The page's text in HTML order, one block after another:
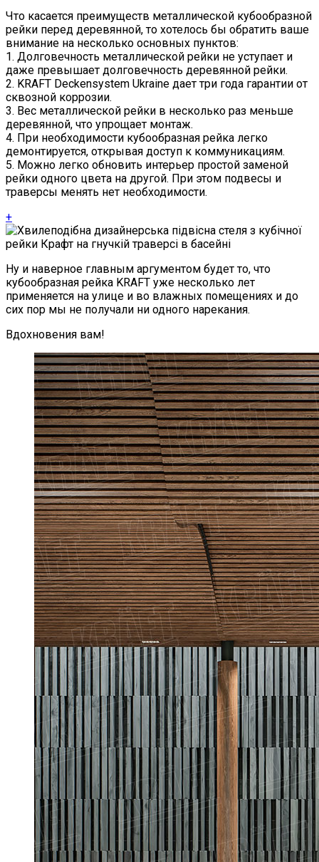
Что касается преимуществ металлической кубообразной
рейки перед деревянной, то хотелось бы обратить ваше
внимание на несколько основных пунктов:
1. Долговечность металлической рейки не уступает и
даже превышает долговечность деревянной рейки.
2. KRAFT Deckensystem Ukraine дает три года гарантии от
сквозной коррозии.
3. Вес металлической рейки в несколько раз меньше
деревянной, что упрощает монтаж.
4. При необходимости кубообразная рейка легко
демонтируется, открывая доступ к коммуникациям.
5. Можно легко обновить интерьер простой заменой
рейки одного цвета на другой. При этом подвесы и
траверсы менять нет необходимости.
+
Ну и наверное главным аргументом будет то, что
кубообразная рейка KRAFT уже несколько лет
применяется на улице и во влажных помещениях и до
сих пор мы не получали ни одного нарекания.
Вдохновения вам!